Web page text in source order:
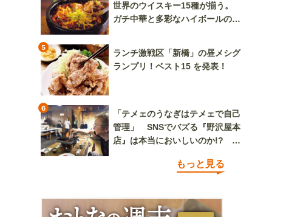
世界のウイスキー15種が揃う。
ガチ中華と多彩なハイボールの組
5
ランチ激戦区「新橋」の昼メシグ
ランプリ！ベスト15 を発表！
6
「テメェのうなぎはテメェで自己
管理」 SNSでバズる『野沢屋本
店』は本当においしいのか!? い
もっと見る